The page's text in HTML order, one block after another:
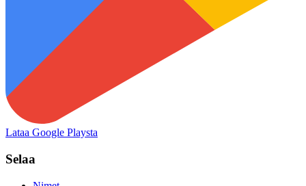
Lataa Google Playsta
Selaa